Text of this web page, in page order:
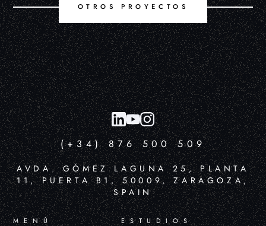
OTROS PROYECTOS
(+34) 876 500 509
AVDA. GÓMEZ LAGUNA 25, PLANTA
11, PUERTA B1, 50009, ZARAGOZA,
SPAIN
MENÚ ESTUDIOS